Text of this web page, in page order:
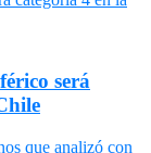
será